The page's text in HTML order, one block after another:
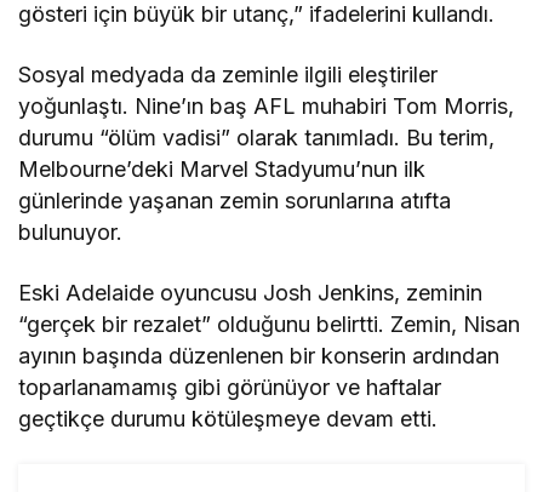
gösteri için büyük bir utanç,” ifadelerini kullandı.
Sosyal medyada da zeminle ilgili eleştiriler
yoğunlaştı. Nine’ın baş AFL muhabiri Tom Morris,
durumu “ölüm vadisi” olarak tanımladı. Bu terim,
Melbourne’deki Marvel Stadyumu’nun ilk
günlerinde yaşanan zemin sorunlarına atıfta
bulunuyor.
Eski Adelaide oyuncusu Josh Jenkins, zeminin
“gerçek bir rezalet” olduğunu belirtti. Zemin, Nisan
ayının başında düzenlenen bir konserin ardından
toparlanamamış gibi görünüyor ve haftalar
geçtikçe durumu kötüleşmeye devam etti.